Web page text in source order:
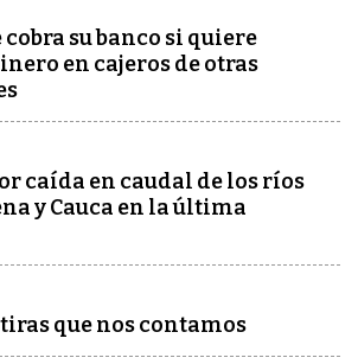
cobra su banco si quiere
en cajeros de otras
caída en caudal de los ríos
y Cauca en la última
que nos contamos